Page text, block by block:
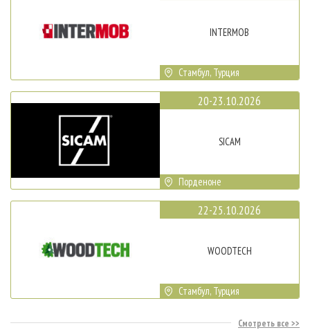
INTERMOB
Стамбул, Турция
20-23.10.2026
SICAM
Порденоне
22-25.10.2026
WOODTECH
Стамбул, Турция
Смотреть все